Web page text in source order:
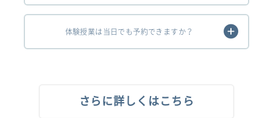
体験授業は当日でも予約できますか？
さらに詳しくはこちら